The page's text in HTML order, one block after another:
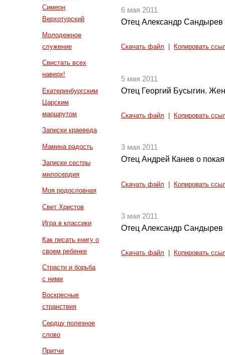
Симеон
Верхотурский
Молодежное
служение
Свистать всех
наверх!
Екатеринбургским
Царским
маршрутом
Записки краеведа
Мамина радость
Записки сестры
милосердия
Моя родословная
Свет Христов
Игра в классики
Как писать книгу о
своем ребенке
Страсти и борьба
с ними
Воскресные
странствия
Сердцу полезное
слово
Притчи
6 мая 2011
Отец Александр Сандырев
Скачать файл Копировать
5 мая 2011
Отец Георгий Бусыгин.
Скачать файл Копировать
3 мая 2011
Отец Андрей Канев о
Скачать файл Копировать
3 мая 2011
Отец Александр Сандырев
Скачать файл Копировать